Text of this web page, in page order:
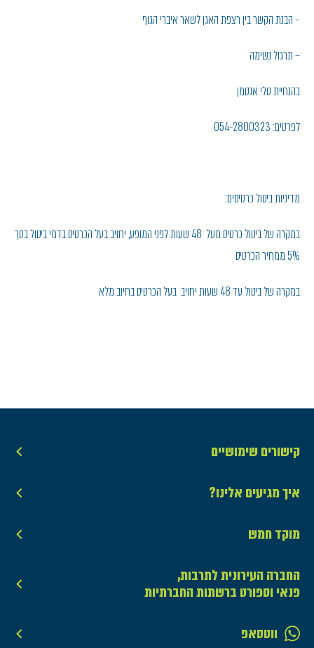
– הבנת הקשר בין רצפת האגן לשאר איברי הגוף
– תרגול נשימה
בהנחיית טלי אנטמן
לפרטים: 054-2800323
מדיניות ביטול כרטיסים:
במקרה של ביטול כרטיס מעל 48 שעות לפני המופע, יחויב בעל הכרטיס בדמי ביטול בסך
5% ממחיר הכרטיס
במקרה של ביטול עד 48 שעות יחויב בעל הכרטיס בחיוב מלא
קישורים שימושיים
איך מגיעים אלינו?
מוקד חמש
החברה העירונית לתרבות,
פנאי וספורט ברשתות החברתיות
ווטסאפ